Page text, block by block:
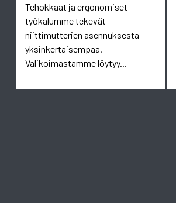
Tehokkaat ja ergonomiset
työkalumme tekevät
niittimutterien asennuksesta
yksinkertaisempaa.
Valikoimastamme löytyy...